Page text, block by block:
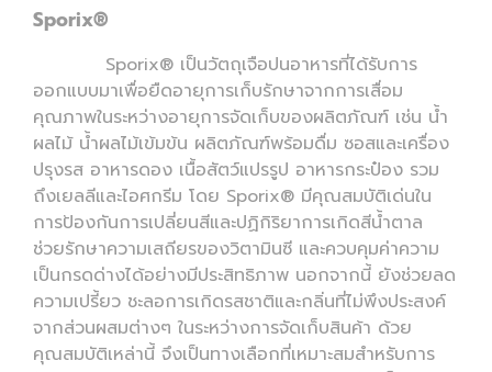
Sporix®
Sporix® เป็นวัตถุเจือปนอาหารที่ได้รับการ
ออกแบบมาเพื่อยืดอายุการเก็บรักษาจากการเสื่อม
คุณภาพในระหว่างอายุการจัดเก็บของผลิตภัณฑ์ เช่น น้ำ
ผลไม้ น้ำผลไม้เข้มข้น ผลิตภัณฑ์พร้อมดื่ม ซอสและเครื่อง
ปรุงรส อาหารดอง เนื้อสัตว์แปรรูป อาหารกระป๋อง รวม
ถึงเยลลีและไอศกรีม โดย Sporix® มีคุณสมบัติเด่นใน
การป้องกันการเปลี่ยนสีและปฏิกิริยาการเกิดสีน้ำตาล
ช่วยรักษาความเสถียรของวิตามินซี และควบคุมค่าความ
เป็นกรดด่างได้อย่างมีประสิทธิภาพ นอกจากนี้ ยังช่วยลด
ความเปรี้ยว ชะลอการเกิดรสชาติและกลิ่นที่ไม่พึงประสงค์
จากส่วนผสมต่างๆ ในระหว่างการจัดเก็บสินค้า ด้วย
คุณสมบัติเหล่านี้ จึงเป็นทางเลือกที่เหมาะสมสำหรับการ